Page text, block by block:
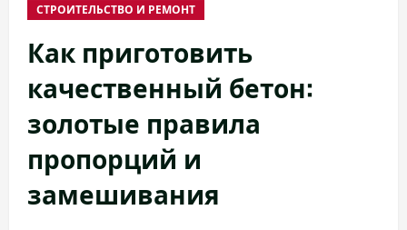
СТРОИТЕЛЬСТВО И РЕМОНТ
Как приготовить
качественный бетон:
золотые правила
пропорций и
замешивания